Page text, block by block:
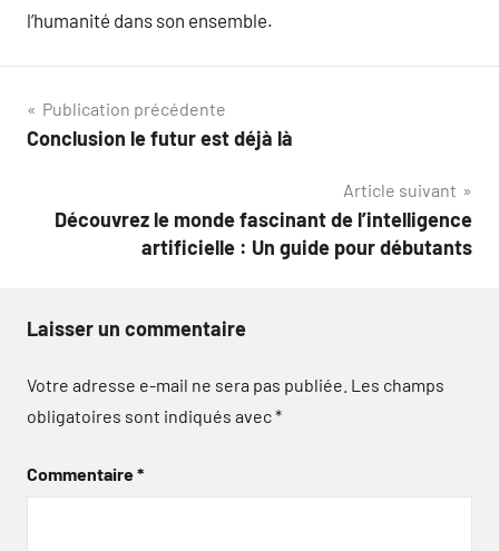
l’humanité dans son ensemble.
Navigation
de
Publication précédente
Conclusion le futur est déjà là
Article suivant
Découvrez le monde fascinant de l’intelligence
artificielle : Un guide pour débutants
Laisser un commentaire
Votre adresse e-mail ne sera pas publiée. Les champs
obligatoires sont indiqués avec*
Commentaire*